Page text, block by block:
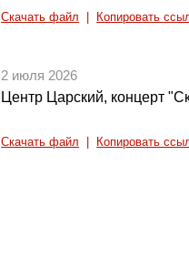
Скачать файл Копировать
2 июля 2026
Центр Царский, концерт
Скачать файл Копировать